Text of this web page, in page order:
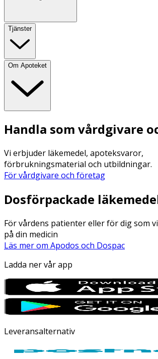
Tjänster
Om Apoteket
Handla som vårdgivare
Vi erbjuder läkemedel, apoteksvaror,
förbrukningsmaterial och utbildningar.
För vårdgivare och företag
Dosförpackade
För vårdens patienter eller för dig som
på din medicin
Läs mer om Apodos och Dospac
Ladda ner vår app
Leveransalternativ